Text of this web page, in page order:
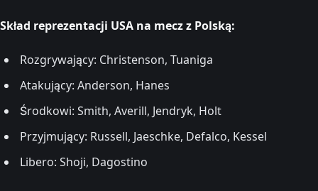
Skład reprezentacji USA na mecz z Polską:
Rozgrywający: Christenson, Tuaniga
Atakujący: Anderson, Hanes
Środkowi: Smith, Averill, Jendryk, Holt
Przyjmujący: Russell, Jaeschke, Defalco, Kessel
Libero: Shoji, Dagostino